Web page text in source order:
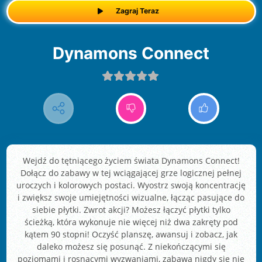
Zagraj Teraz
Dynamons Connect
Wejdź do tętniącego życiem świata Dynamons Connect!
Dołącz do zabawy w tej wciągającej grze logicznej pełnej
uroczych i kolorowych postaci. Wyostrz swoją koncentrację
i zwiększ swoje umiejętności wizualne, łącząc pasujące do
siebie płytki. Zwrot akcji? Możesz łączyć płytki tylko
ścieżką, która wykonuje nie więcej niż dwa zakręty pod
kątem 90 stopni! Oczyść planszę, awansuj i zobacz, jak
daleko możesz się posunąć. Z niekończącymi się
poziomami i rosnącymi wyzwaniami, zabawa nigdy się nie